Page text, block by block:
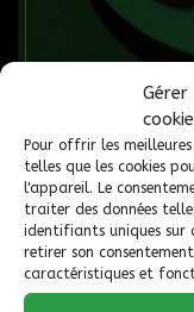
Pour offrir les
telles que les cookies
l'appareil. Le
traiter des données
identifiants uniques sur
retirer son
caractéristiques et
Découvrez notre
accompagnés de
Que vous ayez
aucune demande
enregistrés auprès
Canada, vous
votre dossier.
🚗 Pour commencer
complétez une
toute confiance.